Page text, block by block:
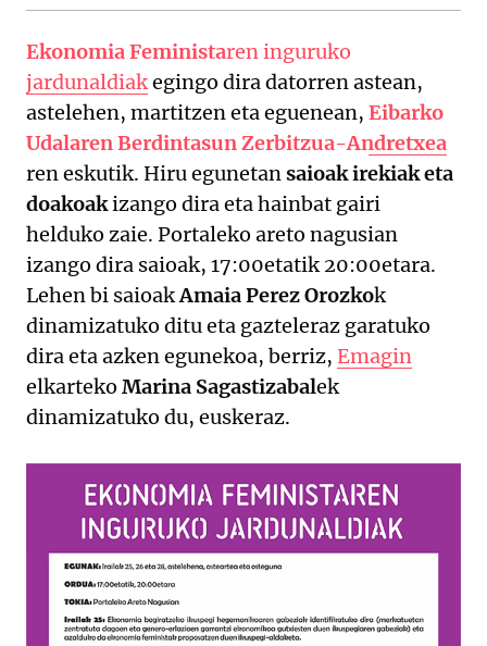
Ekonomia Feministaren inguruko
jardunaldiakegingo dira datorren astean,
astelehen, martitzen eta eguenean, Eibarko
Udalaren Berdintasun Zerbitzua-Andretxea
ren eskutik. Hiru egunetansaioak irekiak eta
doakoakizango dira eta hainbat gairi
helduko zaie. Portaleko areto nagusian
izango dira saioak, 17:00etatik 20:00etara.
Lehen bi saioakAmaia Perez Orozkok
dinamizatuko ditu eta gazteleraz garatuko
dira eta azken egunekoa, berriz, Emagin
elkarteko Marina Sagastizabalek
dinamizatuko du, euskeraz.